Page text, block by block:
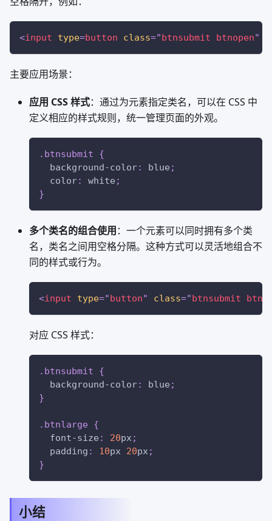
<input type=button class="btnsubmit btnopen"
主要应用场景：
应用 CSS 样式：通过为元素指定类名，可以在 CSS 中
定义相应的样式规则，统一管理页面的外观。
.btnsubmit
{
background-color: blue ;
color: white ;
}
多个类名的组合使用：一个元素可以同时拥有多个类
名，类名之间用空格分隔。这种方式可以灵活地组合不
同的样式或行为。
<input type="button" class="btnsubmit
对应 CSS 样式：
.btnsubmit
{
background-color: blue ;
}
.btnlarge
{
font-size : 20px ;
padding : 10px 20px ;
}
小结